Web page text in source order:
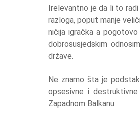
Irelevantno je da li to
razloga, poput manje
ničija igračka a
dobrosusjedskim
države.
Ne znamo šta je
opsesivne i
Zapadnom Balkanu.